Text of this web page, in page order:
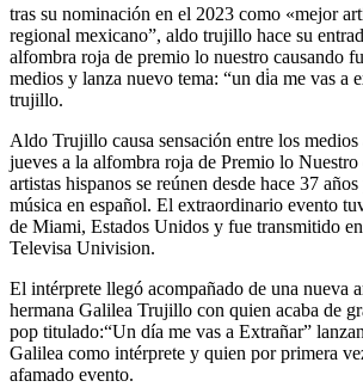
tras su nominación en el 2023 como «mejor
regional mexicano”, aldo trujillo hace su
alfombra roja de premio lo nuestro causando
medios y lanza nuevo tema: “un di̇a me vas a
trujillo.
Aldo Trujillo causa sensación entre los
jueves a la alfombra roja de Premio lo Nuestro
artistas hispanos se reúnen desde hace 37
música en español. El extraordinario evento
de Miami, Estados Unidos y fue transmitido
Televisa Univision.
El intérprete llegó acompañado de una nueva
hermana Galilea Trujillo con quien acaba de
pop titulado:“Un día me vas a Extrañar”
Galilea como intérprete y quien por primera
afamado evento.